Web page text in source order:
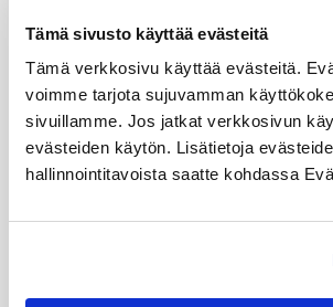
Tämä sivusto käyttää evästeitä
Tämä verkkosivu käyttää evästeitä.
voimme tarjota sujuvamman
sivuillamme. Jos jatkat verkkosivun
evästeiden käytön. Lisätietoja
hallinnointitavoista saatte kohdassa
X1 E84 16d, 18d, 18dx, 20d, 20dx, N47N, 25dx
X3 F25 18d, 20dx, N47N, 30dx N57N, 35dx
X4 F26 30dx N57N, 35dx N57Z
X5 E70 M50dx